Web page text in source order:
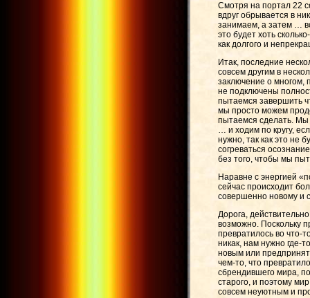
Смотря на портал 22
вдруг обрывается в
занимаем, а затем …
это будет хоть
как долгого и
Итак, последние
совсем другим в
заключение о многом,
не подключены
пытаемся завершить
мы просто можем
пытаемся сделать. Мы
… и ходим по кругу,
нужно, так как это не
согреваться
без того, чтобы мы
Наравне с энергией
сейчас происходит
совершенно новому и
Дорога,
возможно. Поскольку
превратилось во что-
никак, нам нужно где-
новым или
чем-то, что
сбрендившего мира,
старого, и поэтому
совсем неуютным и